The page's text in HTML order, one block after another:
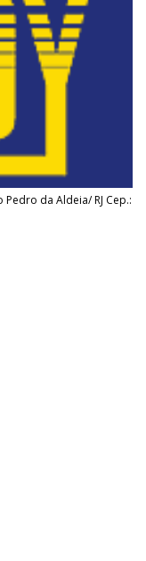
da Aldeia/ RJ Cep.: